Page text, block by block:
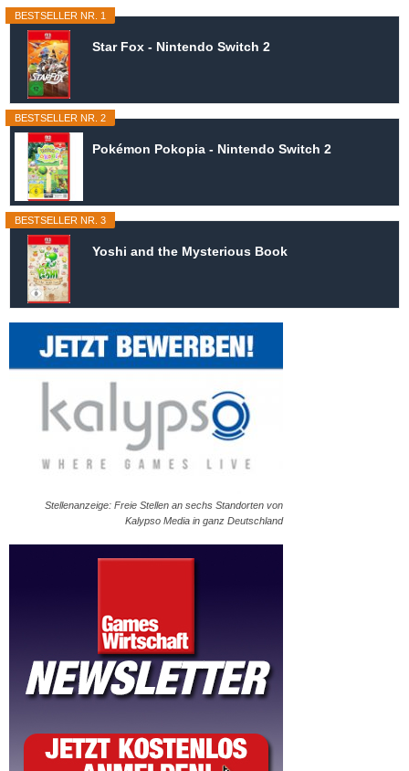
BESTSELLER NR. 1
Star Fox - Nintendo Switch 2
BESTSELLER NR. 2
Pokémon Pokopia - Nintendo Switch 2
BESTSELLER NR. 3
Yoshi and the Mysterious Book
Stellenanzeige: Freie Stellen an sechs Standorten von
Kalypso Media in ganz Deutschland